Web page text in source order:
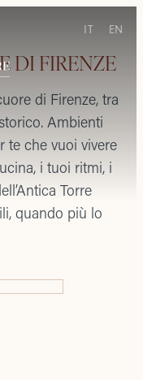
IT EN
DI FIRENZE
di Firenze, tra
Ambienti
te che vuoi vivere
i tuoi ritmi, i
Torre
quando più lo